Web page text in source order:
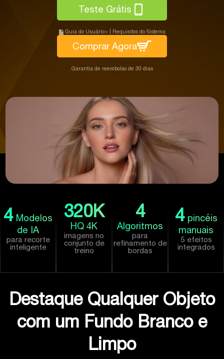
Teste Grátis
Guia do Usuário>| Requisitos do Sistema
Comprar Agora
Garantia de reembolso de 30 dias
4 Modelos
de IA
para recorte
inteligente
320K
HQ 4K
imagens no
conjunto de
treino
4
Algoritmos
para
refinamento de
bordas
4 pincéis
manuais
5 efeitos
integrados
Destaque Qualquer Objeto
com um Fundo Branco e
Limpo